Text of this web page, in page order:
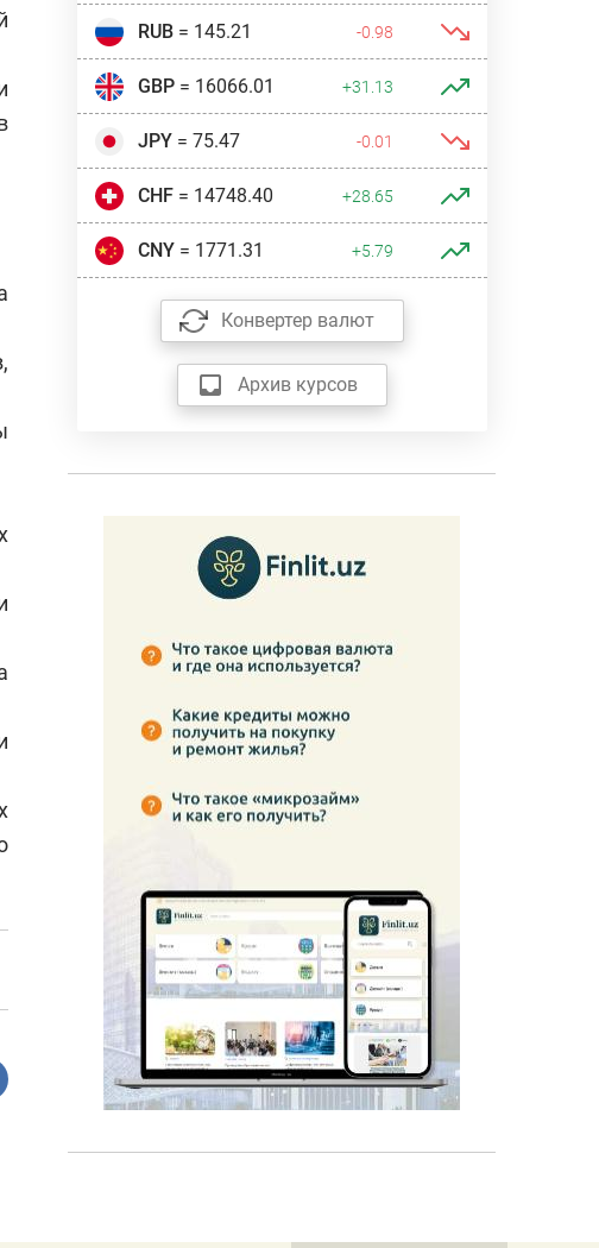
RUB= 145.21 -0.98
GBP= 16066.01 +31.13
JPY= 75.47 -0.01
CHF= 14748.40 +28.65
CNY= 1771.31 +5.79
Конвертер валют
Архив курсов